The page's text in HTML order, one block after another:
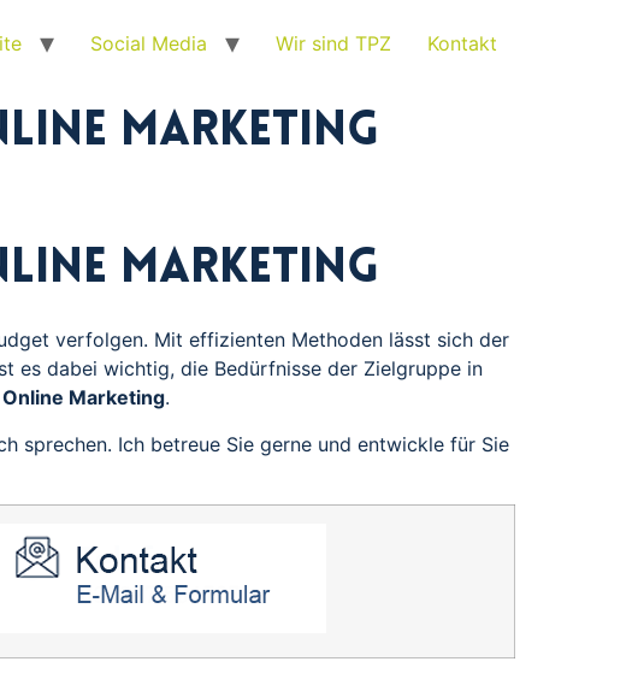
Social Media Wir sind TPZ Kontakt
Marketing
Marketing
verfolgen. Mit effizienten Methoden lässt sich der
es dabei wichtig, die Bedürfnisse der Zielgruppe in
Marketing.
sprechen. Ich betreue Sie gerne und entwickle für Sie